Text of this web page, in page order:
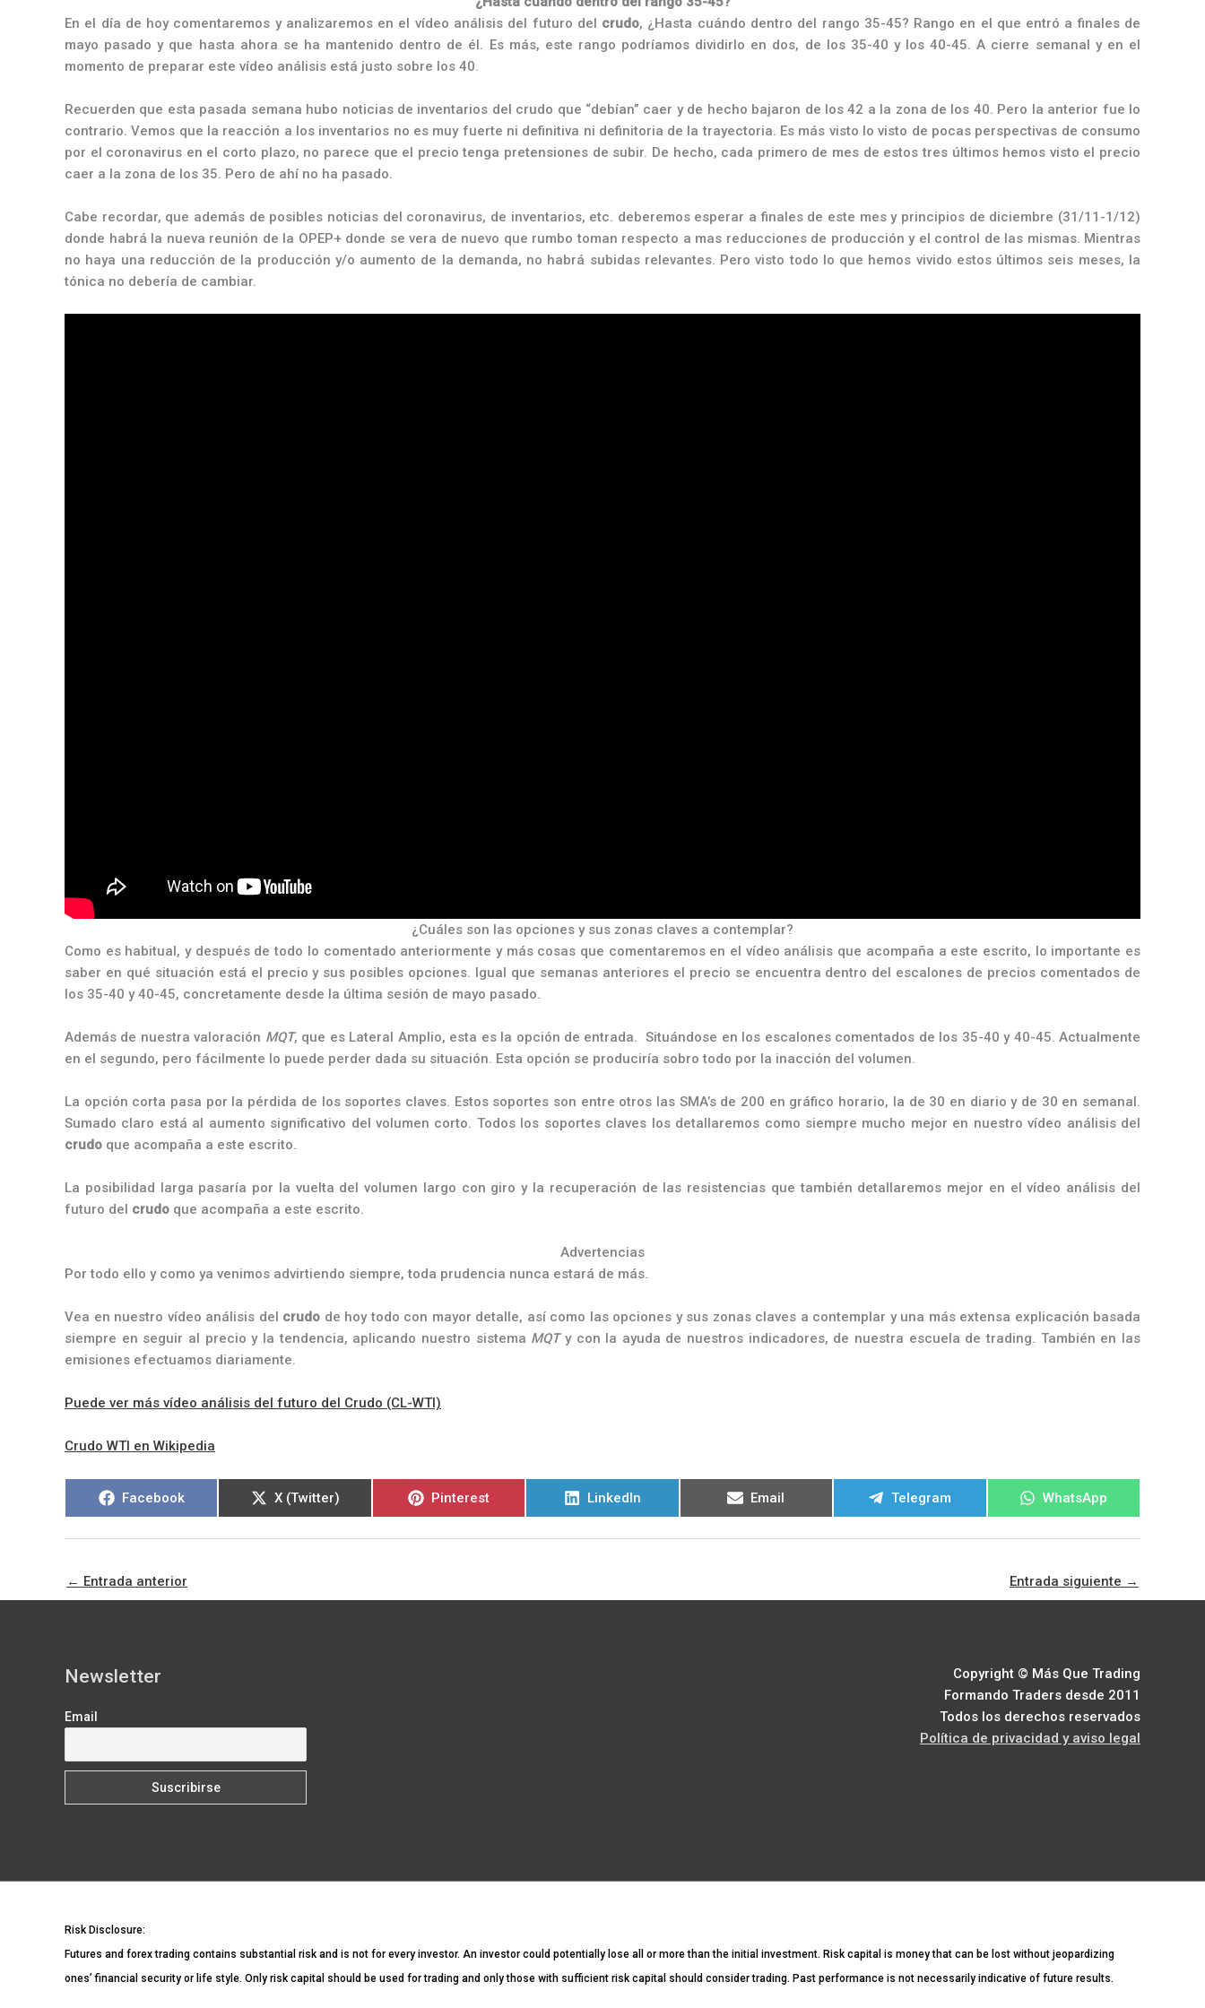
En el día de hoy comentaremos y analizaremos en el vídeo análisis del futuro del crudo, ¿Hasta cuándo dentro del rango 35-45? Rango en el que entró a finales de
mayo pasado y que hasta ahora se ha mantenido dentro de él. Es más, este rango podríamos dividirlo en dos, de los 35-40 y los 40-45. A cierre semanal y en el
momento de preparar este vídeo análisis está justo sobre los 40.
Recuerden que esta pasada semana hubo noticias de inventarios del crudo que “debían” caer y de hecho bajaron de los 42 a la zona de los 40. Pero la anterior fue lo
contrario. Vemos que la reacción a los inventarios no es muy fuerte ni definitiva ni definitoria de la trayectoria. Es más visto lo visto de pocas perspectivas de consumo
por el coronavirus en el corto plazo, no parece que el precio tenga pretensiones de subir. De hecho, cada primero de mes de estos tres últimos hemos visto el precio
caer a la zona de los 35. Pero de ahí no ha pasado.
Cabe recordar, que además de posibles noticias del coronavirus, de inventarios, etc. deberemos esperar a finales de este mes y principios de diciembre (31/11-1/12)
donde habrá la nueva reunión de la OPEP+ donde se vera de nuevo que rumbo toman respecto a mas reducciones de producción y el control de las mismas. Mientras
no haya una reducción de la producción y/o aumento de la demanda, no habrá subidas relevantes. Pero visto todo lo que hemos vivido estos últimos seis meses, la
tónica no debería de cambiar.
¿Cuáles son las opciones y sus zonas claves a contemplar?
Como es habitual, y después de todo lo comentado anteriormente y más cosas que comentaremos en el vídeo análisis que acompaña a este escrito, lo importante es
saber en qué situación está el precio y sus posibles opciones. Igual que semanas anteriores el precio se encuentra dentro del escalones de precios comentados de
los 35-40 y 40-45, concretamente desde la última sesión de mayo pasado.
Además de nuestra valoración MQT, que es Lateral Amplio, esta es la opción de entrada. Situándose en los escalones comentados de los 35-40 y 40-45. Actualmente
en el segundo, pero fácilmente lo puede perder dada su situación. Esta opción se produciría sobro todo por la inacción del volumen.
La opción corta pasa por la pérdida de los soportes claves. Estos soportes son entre otros las SMA’s de 200 en gráfico horario, la de 30 en diario y de 30 en semanal.
Sumado claro está al aumento significativo del volumen corto. Todos los soportes claves los detallaremos como siempre mucho mejor en nuestro vídeo análisis del
crudo que acompaña a este escrito.
La posibilidad larga pasaría por la vuelta del volumen largo con giro y la recuperación de las resistencias que también detallaremos mejor en el vídeo análisis del
futuro del crudo que acompaña a este escrito.
Advertencias
Por todo ello y como ya venimos advirtiendo siempre, toda prudencia nunca estará de más.
Vea en nuestro vídeo análisis del crudo de hoy todo con mayor detalle, así como las opciones y sus zonas claves a contemplar y una más extensa explicación basada
siempre en seguir al precio y la tendencia, aplicando nuestro sistema MQTy con la ayuda de nuestros indicadores, de nuestra escuela de trading. También en las
emisiones efectuamos diariamente.
Puede ver más vídeo análisis del futuro del Crudo (CL-WTI)
Crudo WTI en Wikipedia
Compartir
Facebook
Compartir
en
X (Twitter)
Compartir
Pinterest
Compartir
LinkedIn
Compartir
Email
Compartir
Telegram
Compartir
WhatsApp
← Entrada anterior Entrada siguiente →
Newsletter
Email
Copyright © Más Que Trading
Formando Traders desde 2011
Todos los derechos reservados
Política de privacidad y aviso legal
Risk Disclosure:
Futures and forex trading contains substantial risk and is not for every investor. An investor could potentially lose all or more than the initial investment. Risk capital is money that can be lost without jeopardizing
ones’ financial security or life style. Only risk capital should be used for trading and only those with sufficient risk capital should consider trading. Past performance is not necessarily indicative of future results.